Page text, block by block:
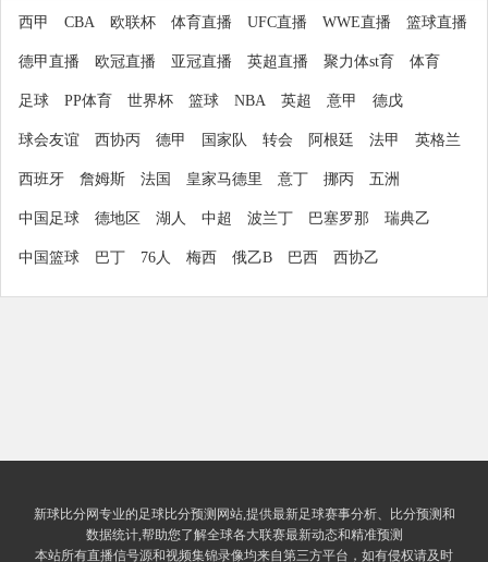
西甲 CBA 欧联杯 体育直播 UFC直播 WWE直播 篮球直播
德甲直播 欧冠直播 亚冠直播 英超直播 聚力体st育 体育
足球 PP体育 世界杯 篮球 NBA 英超 意甲 德戊
球会友谊 西协丙 德甲 国家队 转会 阿根廷 法甲 英格兰
西班牙 詹姆斯 法国 皇家马德里 意丁 挪丙 五洲
中国足球 德地区 湖人 中超 波兰丁 巴塞罗那 瑞典乙
中国篮球 巴丁 76人 梅西 俄乙B 巴西 西协乙
新球比分网专业的足球比分预测网站,提供最新足球赛事分析、比分预测和
数据统计,帮助您了解全球各大联赛最新动态和精准预测
本站所有直播信号源和视频集锦录像均来自第三方平台，如有侵权请及时